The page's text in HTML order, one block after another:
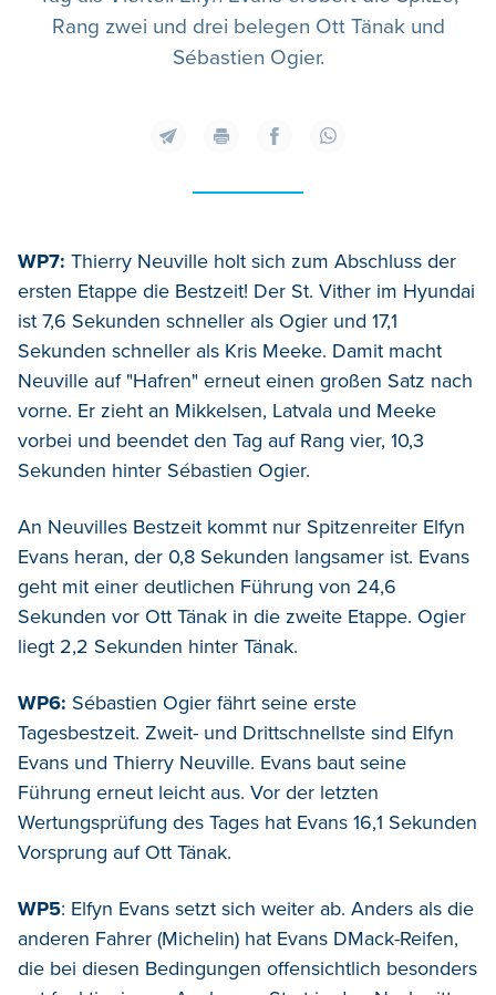
Rang zwei und drei belegen Ott Tänak und
Sébastien Ogier.
WP7: Thierry Neuville holt sich zum Abschluss der
ersten Etappe die Bestzeit! Der St. Vither im Hyundai
ist 7,6 Sekunden schneller als Ogier und 17,1
Sekunden schneller als Kris Meeke. Damit macht
Neuville auf "Hafren" erneut einen großen Satz nach
vorne. Er zieht an Mikkelsen, Latvala und Meeke
vorbei und beendet den Tag auf Rang vier, 10,3
Sekunden hinter Sébastien Ogier.
An Neuvilles Bestzeit kommt nur Spitzenreiter Elfyn
Evans heran, der 0,8 Sekunden langsamer ist. Evans
geht mit einer deutlichen Führung von 24,6
Sekunden vor Ott Tänak in die zweite Etappe. Ogier
liegt 2,2 Sekunden hinter Tänak.
WP6: Sébastien Ogier fährt seine erste
Tagesbestzeit. Zweit- und Drittschnellste sind Elfyn
Evans und Thierry Neuville. Evans baut seine
Führung erneut leicht aus. Vor der letzten
Wertungsprüfung des Tages hat Evans 16,1 Sekunden
Vorsprung auf Ott Tänak.
WP5: Elfyn Evans setzt sich weiter ab. Anders als die
anderen Fahrer (Michelin) hat Evans DMack-Reifen,
die bei diesen Bedingungen offensichtlich besonders